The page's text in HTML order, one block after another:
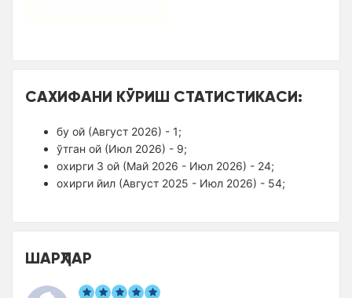
САХИФАНИ КЎРИШ СТАТИСТИКАСИ:
бу ой (Август 2026) - 1;
ўтган ой (Июл 2026) - 9;
оxирги 3 ой (Май 2026 - Июл 2026) - 24;
оxирги йил (Август 2025 - Июл 2026) - 54;
ШАРҲЛАР